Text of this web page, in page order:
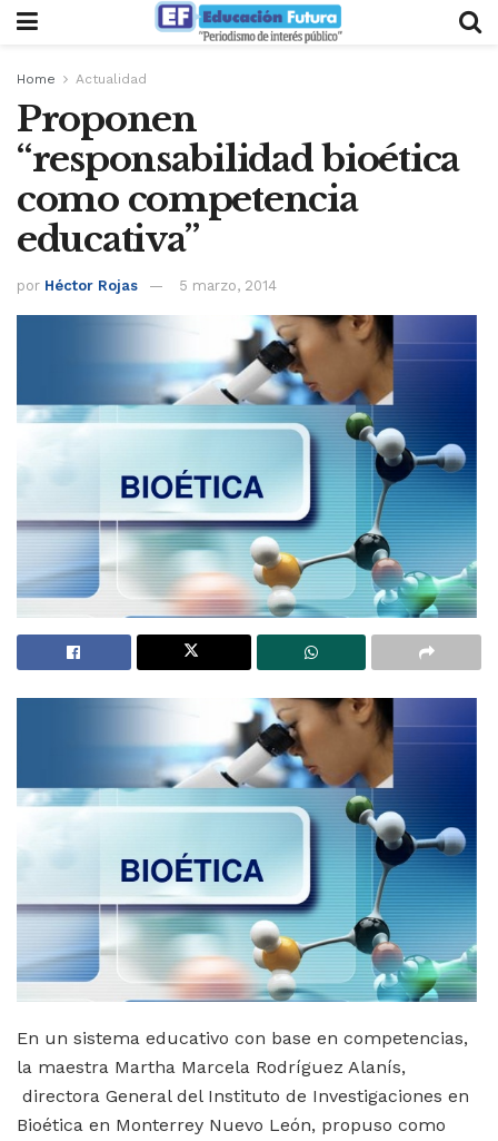
Home Actualidad
Proponen
“responsabilidad bioética
como competencia
educativa”
por Héctor Rojas 5 marzo, 2014
En un sistema educativo con base en competencias,
la maestra Martha Marcela Rodríguez Alanís,
directora General del Instituto de Investigaciones en
Bioética en Monterrey Nuevo León, propuso como